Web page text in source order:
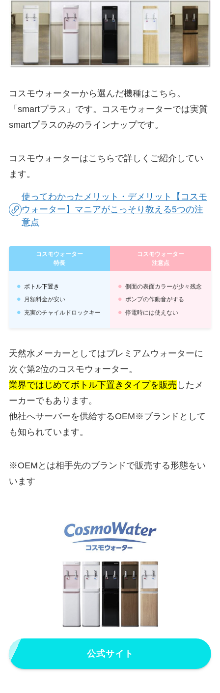
コスモウォーターから選んだ機種はこちら。
「smartプラス」です。コスモウォーターでは実質
smartプラスのみのラインナップです。
コスモウォーターはこちらで詳しくご紹介してい
ます。
使ってわかったメリット・デメリット【コスモ
ウォーター】マニアがこっそり教える5つの注
意点
コスモウォーター
特長
コスモウォーター
注意点
ボトル下置き
月額料金が安い
充実のチャイルドロックキー
側面の表面カラーが少々残念
ポンプの作動音がする
停電時には使えない
天然水メーカーとしてはプレミアムウォーターに
次ぐ第2位のコスモウォーター。
業界ではじめてボトル下置きタイプを販売 したメ
ーカーでもあります。
他社へサーバーを供給するOEM※ブランドとして
も知られています。
※OEMとは相手先のブランドで販売する形態をい
います
公式サイト